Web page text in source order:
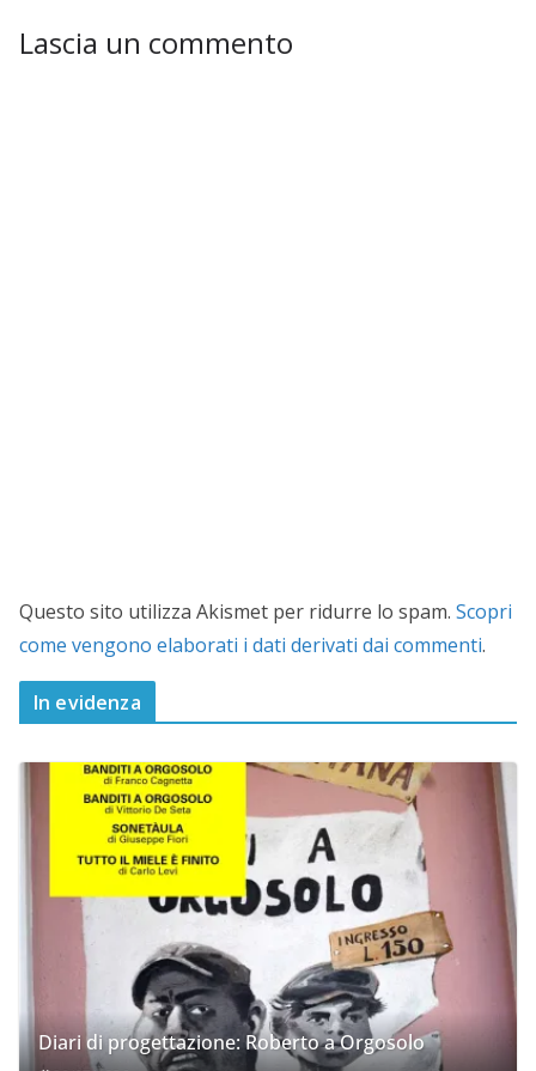
Lascia un commento
Questo sito utilizza Akismet per ridurre lo spam. Scopri
come vengono elaborati i dati derivati dai commenti.
In evidenza
Diari di progettazione: Roberto a Orgosolo